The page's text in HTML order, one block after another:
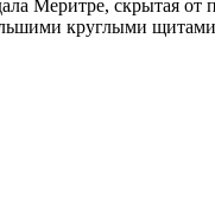
Меритре, скрытая от
круглыми